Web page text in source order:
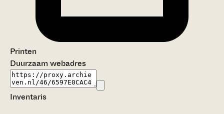
Printen
Duurzaam webadres
Inventaris